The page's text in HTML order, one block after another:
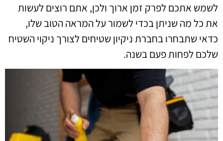
לשמש אתכם לפרק זמן ארוך ולכן, אתם רוצים לעשות
את כל מה שניתן בכדי לשמור על המראה הטוב שלו,
כדאי שתבחרו בחברת ניקיון שטיחים לצורך ניקוי השטיח
שלכם לפחות פעם בשנה.